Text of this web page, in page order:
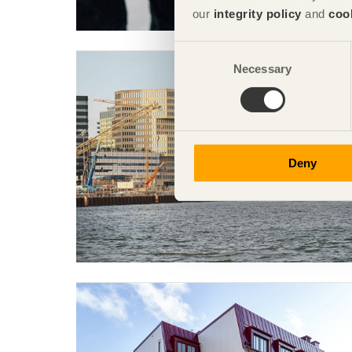
our integrity policy and
Consent
Necessary
Deny